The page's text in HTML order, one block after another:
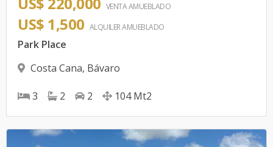
VENTA AMUEBLADO
US$ 1,500 ALQUILERAMUEBLADO
Park Place
Costa Cana, Bávaro
3 2 2 104 Mt2